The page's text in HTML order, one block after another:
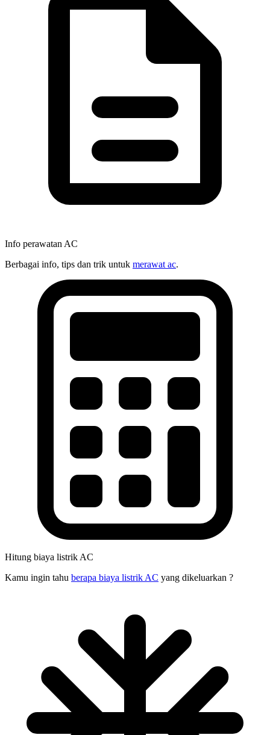
Info perawatan AC
Berbagai info, tips dan trik untuk merawat ac.
Hitung biaya listrik AC
Kamu ingin tahu berapa biaya listrik AC yang dikeluarkan ?